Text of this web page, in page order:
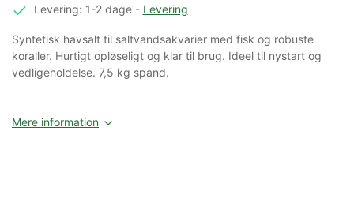
Levering: 1-2 dage- Levering
Syntetisk havsalt til saltvandsakvarier med fisk og robuste
koraller. Hurtigt opløseligt og klar til brug. Ideel til nystart og
vedligeholdelse. 7,5 kg spand.
Mere information